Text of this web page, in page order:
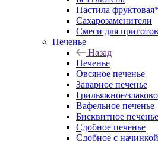
Пастила фруктовая*
Сахарозаменители
Смеси для
Печенье
Назад
Печенье
Овсяное печенье
Заварное печенье
Грильяжное/
Вафельное печенье
Бисквитное печенье
Сдобное печенье
Сдобное с